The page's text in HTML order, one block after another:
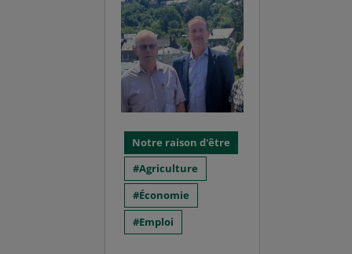
Notre raison d'être
Agriculture
Économie
Emploi